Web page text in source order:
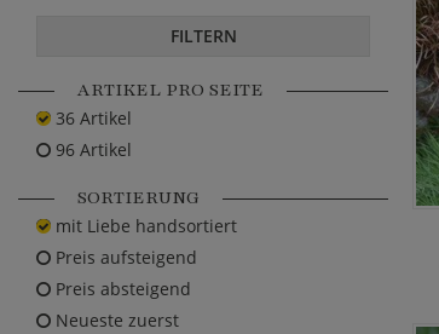
FILTERN
ARTIKEL PRO SEITE
36 Artikel
96 Artikel
SORTIERUNG
mit Liebe handsortiert
Preis aufsteigend
Preis absteigend
Neueste zuerst